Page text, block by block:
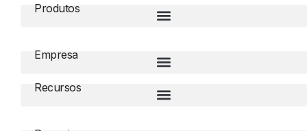
Produtos
Empresa
Recursos